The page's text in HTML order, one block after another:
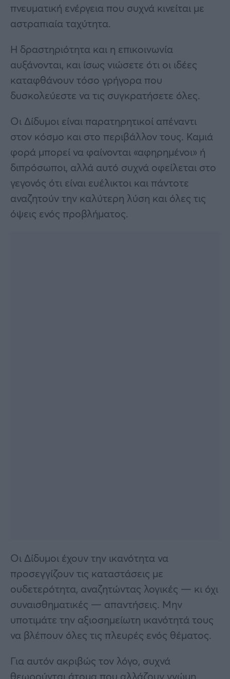
πνευματική ενέργεια που συχνά κινείται με
αστραπιαία ταχύτητα.
Η δραστηριότητα και η επικοινωνία
αυξάνονται, και ίσως νιώσετε ότι οι ιδέες
καταφθάνουν τόσο γρήγορα που
δυσκολεύεστε να τις συγκρατήσετε όλες.
Οι Δίδυμοι είναι παρατηρητικοί απέναντι
στον κόσμο και στο περιβάλλον τους. Καμιά
φορά μπορεί να φαίνονται «αφηρημένοι» ή
διπρόσωποι, αλλά αυτό συχνά οφείλεται στο
γεγονός ότι είναι ευέλικτοι και πάντοτε
αναζητούν την καλύτερη λύση και όλες τις
όψεις ενός προβλήματος.
Οι Δίδυμοι έχουν την ικανότητα να
προσεγγίζουν τις καταστάσεις με
ουδετερότητα, αναζητώντας λογικές — κι όχι
συναισθηματικές — απαντήσεις. Μην
υποτιμάτε την αξιοσημείωτη ικανότητά τους
να βλέπουν όλες τις πλευρές ενός θέματος.
Για αυτόν ακριβώς τον λόγο, συχνά
θεωρούνται άτομα που αλλάζουν γνώμη,